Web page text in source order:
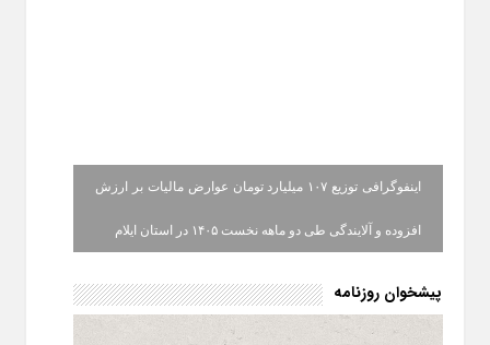
اینفوگرافی توزیع ۱۰۷ میلیارد تومان عوارض مالیات بر ارزش
افزوده و آلایندگی طی دو ماهه نخست ۱۴۰۵ در استان ایلام
پیشخوان روزنامه